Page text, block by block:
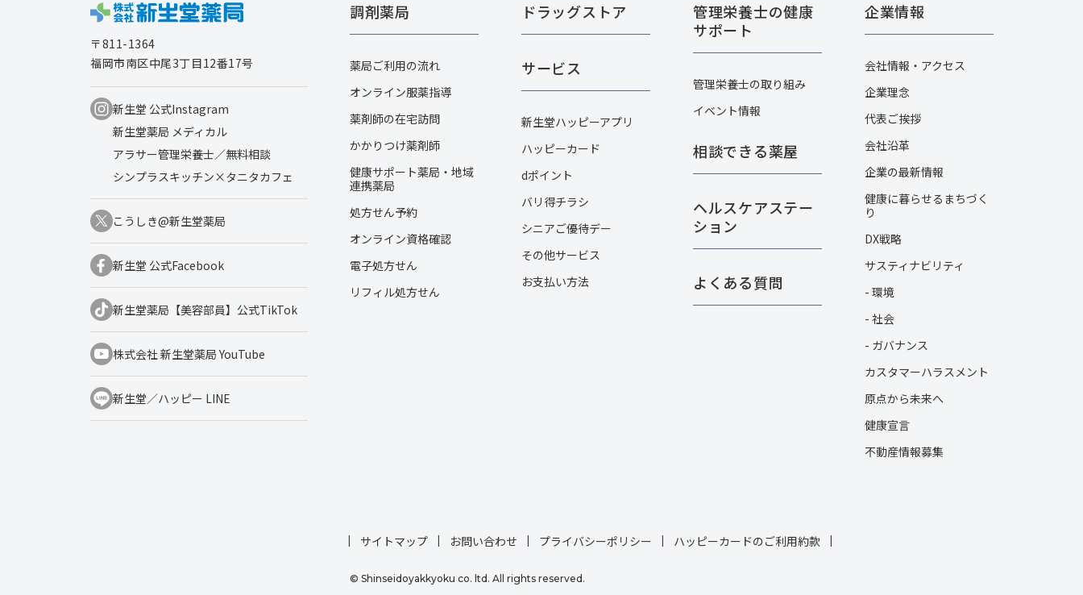
〒811-1364
福岡市南区中尾3丁目12番17号
新生堂 公式Instagram
新生堂薬局 メディカル
アラサー管理栄養士／無料相談
シンプラスキッチン×タニタカフェ
こうしき@新生堂薬局
新生堂 公式Facebook
新生堂薬局【美容部員】公式TikTok
株式会社 新生堂薬局 YouTube
新生堂／ハッピー LINE
調剤薬局
薬局ご利用の流れ
オンライン服薬指導
薬剤師の在宅訪問
かかりつけ薬剤師
健康サポート薬局・地域
連携薬局
処方せん予約
オンライン資格確認
電子処方せん
リフィル処方せん
ドラッグストア
サービス
新生堂ハッピーアプリ
ハッピーカード​
dポイント
バリ得チラシ
シニアご優待デー
その他サービス​
お支払い方法
管理栄養士の健康
サポート
管理栄養士の取り組み
イベント情報
相談できる薬屋
ヘルスケアステー
ション
よくある質問
企業情報
会社情報・アクセス
企業理念
代表ご挨拶
会社沿革
企業の最新情報
健康に暮らせるまちづく
り
DX戦略
サスティナビリティ
- 環境
- 社会
- ガバナンス
カスタマーハラスメント
原点から未来へ
健康宣言
不動産情報募集
サイトマップ お問い合わせ プライバシーポリシー ハッピーカードのご利用約款
© Shinseidoyakkyoku co. ltd. All rights reserved.